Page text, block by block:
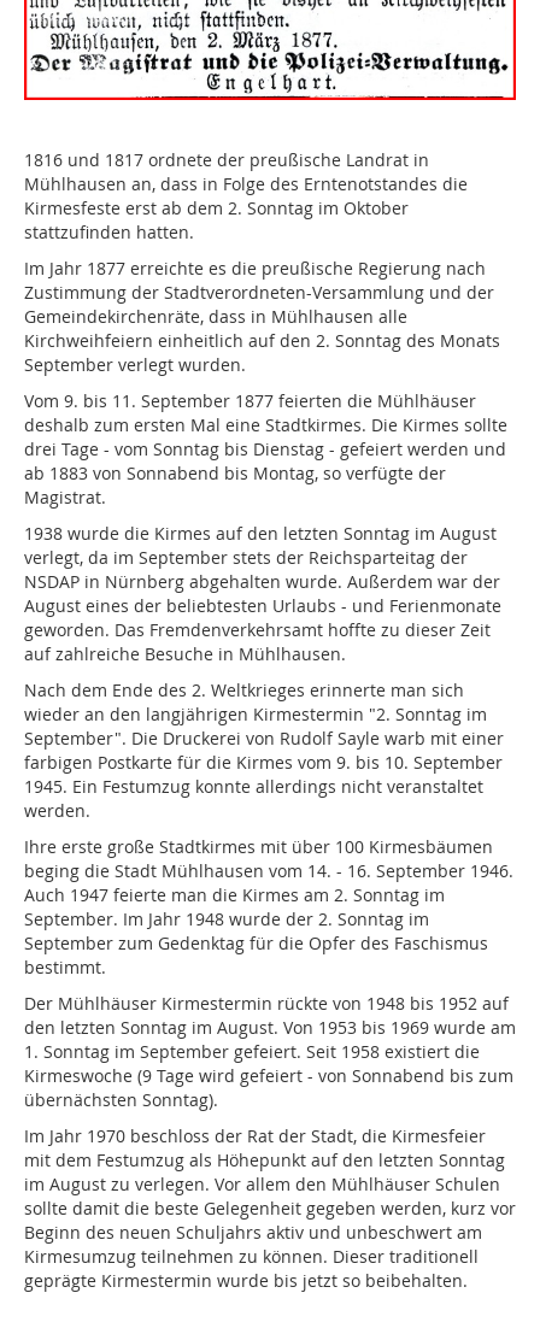
1816 und 1817 ordnete der preußische Landrat in
Mühlhausen an, dass in Folge des Erntenotstandes die
Kirmesfeste erst ab dem 2. Sonntag im Oktober
stattzufinden hatten.
Im Jahr 1877 erreichte es die preußische Regierung nach
Zustimmung der Stadtverordneten-Versammlung und der
Gemeindekirchenräte, dass in Mühlhausen alle
Kirchweihfeiern einheitlich auf den 2. Sonntag des Monats
September verlegt wurden.
Vom 9. bis 11. September 1877 feierten die Mühlhäuser
deshalb zum ersten Mal eine Stadtkirmes. Die Kirmes sollte
drei Tage - vom Sonntag bis Dienstag - gefeiert werden und
ab 1883 von Sonnabend bis Montag, so verfügte der
Magistrat.
1938 wurde die Kirmes auf den letzten Sonntag im August
verlegt, da im September stets der Reichsparteitag der
NSDAP in Nürnberg abgehalten wurde. Außerdem war der
August eines der beliebtesten Urlaubs - und Ferienmonate
geworden. Das Fremdenverkehrsamt hoffte zu dieser Zeit
auf zahlreiche Besuche in Mühlhausen.
Nach dem Ende des 2. Weltkrieges erinnerte man sich
wieder an den langjährigen Kirmestermin "2. Sonntag im
September". Die Druckerei von Rudolf Sayle warb mit einer
farbigen Postkarte für die Kirmes vom 9. bis 10. September
1945. Ein Festumzug konnte allerdings nicht veranstaltet
werden.
Ihre erste große Stadtkirmes mit über 100 Kirmesbäumen
beging die Stadt Mühlhausen vom 14. - 16. September 1946.
Auch 1947 feierte man die Kirmes am 2. Sonntag im
September. Im Jahr 1948 wurde der 2. Sonntag im
September zum Gedenktag für die Opfer des Faschismus
bestimmt.
Der Mühlhäuser Kirmestermin rückte von 1948 bis 1952 auf
den letzten Sonntag im August. Von 1953 bis 1969 wurde am
1. Sonntag im September gefeiert. Seit 1958 existiert die
Kirmeswoche (9 Tage wird gefeiert - von Sonnabend bis zum
übernächsten Sonntag).
Im Jahr 1970 beschloss der Rat der Stadt, die Kirmesfeier
mit dem Festumzug als Höhepunkt auf den letzten Sonntag
im August zu verlegen. Vor allem den Mühlhäuser Schulen
sollte damit die beste Gelegenheit gegeben werden, kurz vor
Beginn des neuen Schuljahrs aktiv und unbeschwert am
Kirmesumzug teilnehmen zu können. Dieser traditionell
geprägte Kirmestermin wurde bis jetzt so beibehalten.